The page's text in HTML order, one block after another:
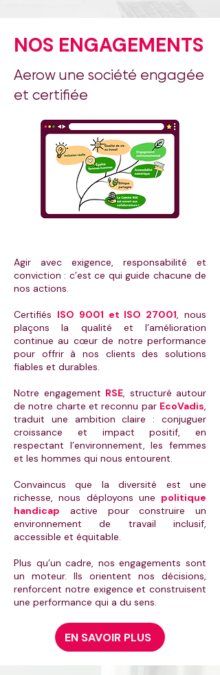
NOS ENGAGEMENTS
Aerow une société engagée
et certifiée
Agir avec exigence, responsabilité et
conviction : c’est ce qui guide chacune de
nos actions.
Certifiés ISO 9001 et ISO 27001, nous
plaçons la qualité et l’amélioration
continue au cœur de notre performance
pour offrir à nos clients des solutions
fiables et durables.
Notre engagement RSE, structuré autour
de notre charte et reconnu par EcoVadis,
traduit une ambition claire : conjuguer
croissance et impact positif, en
respectant l’environnement, les femmes
et les hommes qui nous entourent.
Convaincus que la diversité est une
richesse, nous déployons une politique
handicap active pour construire un
environnement de travail inclusif,
accessible et équitable.
Plus qu’un cadre, nos engagements sont
un moteur. Ils orientent nos décisions,
renforcent notre exigence et construisent
une performance qui a du sens.
EN SAVOIR PLUS